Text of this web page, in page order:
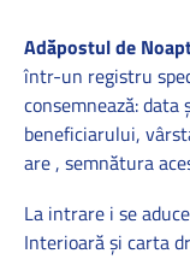
Adăpostul de
într-un registru
consemnează:
beneficiarului,
are , semnătura
La intrare i se
Interioară și carta